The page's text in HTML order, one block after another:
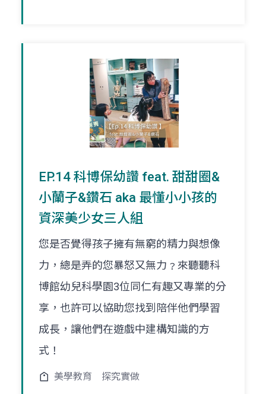
EP.14 科博保幼讚 feat. 甜甜圈&
小蘭子&鑽石 aka 最懂小小孩的
資深美少女三人組
您是否覺得孩子擁有無窮的精力與想像
力，總是弄的您暴怒又無力﹖來聽聽科
博館幼兒科學園3位同仁有趣又專業的分
享，也許可以協助您找到陪伴他們學習
成長，讓他們在遊戲中建構知識的方
式！
美學教育 探究實做